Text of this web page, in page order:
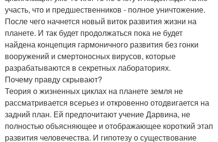
участь, что и предшественников - полное уничтожение.
После чего начнется новый виток развития жизни на
планете. И так будет продолжаться пока не будет
найдена концепция гармоничного развития без гонки
вооружений и смертоносных вирусов, которые
разрабатываются в секретных лабораториях.
Почему правду скрывают?
Теория о жизненных циклах на планете земля не
рассматривается всерьез и откровенно отодвигается на
задний план. Ей предпочитают учение Дарвина, не
полностью объясняющее и отображающее короткий этап
развития человечества. И гипотезу о существование